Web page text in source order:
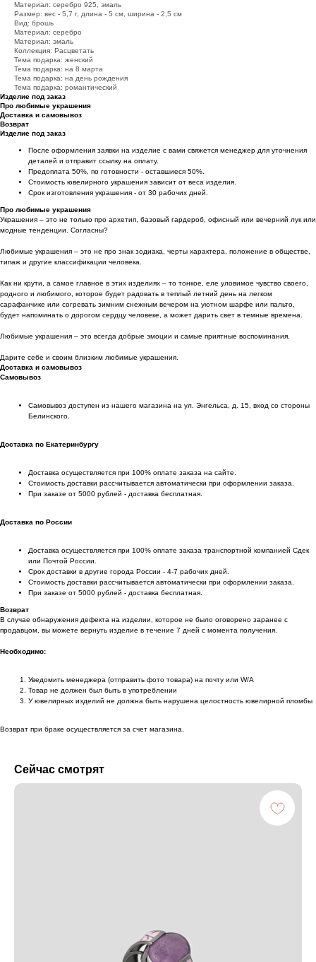
Материал: серебро 925, эмаль
Размер: вес - 5,7 г, длина - 5 см, ширина - 2,5 см
Вид: брошь
Материал: серебро
Материал: эмаль
Коллекция: Расцветать
Тема подарка: женский
Тема подарка: на 8 марта
Тема подарка: на день рождения
Тема подарка: романтический
Изделие под заказ
Про любимые украшения
Доставка и самовывоз
Возврат
Изделие под заказ
После оформления заявки на изделие с вами свяжется менеджер для уточнения
деталей и отправит ссылку на оплату.
Предоплата 50%, по готовности - оставшиеся 50%.
Стоимость ювелирного украшения зависит от веса изделия.
Срок изготовления украшения - от 30 рабочих дней.
Про любимые украшения
Украшения – это не только про архетип, базовый гардероб, офисный или вечерний лук или
модные тенденции. Согласны?
Любимые украшения – это не про знак зодиака, черты характера, положение в обществе,
типаж и другие классификации человека.
Как ни крути, а самое главное в этих изделиях – то тонкое, еле уловимое чувство своего,
родного и любимого, которое будет радовать в теплый летний день на легком
сарафанчике или согревать зимним снежным вечером на уютном шарфе или пальто,
будет напоминать о дорогом сердцу человеке, а может дарить свет в темные времена.
Любимые украшения – это всегда добрые эмоции и самые приятные воспоминания.
Дарите себе и своим близким любимые украшения.
Доставка и самовывоз
Самовывоз
Самовывоз доступен из нашего магазина на ул. Энгельса, д. 15, вход со стороны
Белинского.
Доставка по Екатеринбургу
Доставка осуществляется при 100% оплате заказа на сайте.
Стоимость доставки рассчитывается автоматически при оформлении заказа.
При заказе от 5000 рублей - доставка бесплатная.
Доставка по России
Доставка осуществляется при 100% оплате заказа транспортной компанией Сдек
или Почтой России.
Срок доставки в другие города России - 4-7 рабочих дней.
Стоимость доставки рассчитывается автоматически при оформлении заказа.
При заказе от 5000 рублей - доставка бесплатная.
Возврат
В случае обнаружения дефекта на изделии, которое не было оговорено заранее с
продавцом, вы можете вернуть изделие в течение 7 дней с момента получения.
Необходимо:
Уведомить менеджера (отправить фото товара) на почту или W/А
Товар не должен был быть в употреблении
У ювелирных изделий не должна быть нарушена целостность ювелирной пломбы
Возврат при браке осуществляется за счет магазина.
Сейчас смотрят